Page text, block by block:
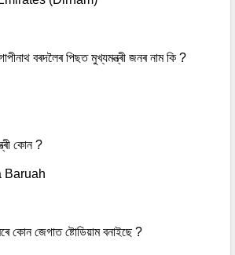
বৰদলৈৰ পিছত মুখ্যমন্ত্ৰী জনৰ নাম কি ?
কোন ?
Baruah
কোন জেগাত ষ্টোডিয়াম বনাইছে ?